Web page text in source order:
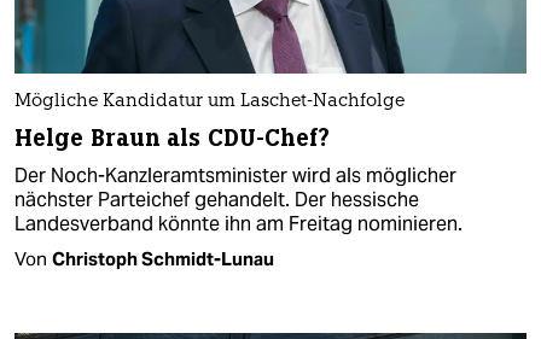
Mögliche Kandidatur um Laschet-Nachfolge
Helge Braun als CDU-Chef?
Der Noch-Kanzleramtsminister wird als möglicher
nächster Parteichef gehandelt. Der hessische
Landesverband könnte ihn am Freitag nominieren.
Von Christoph Schmidt-Lunau